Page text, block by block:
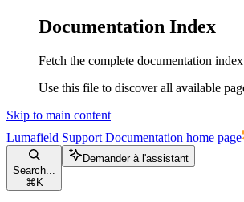
Documentation Index
Fetch the complete documentation
Use this file to discover all available
Skip to main content
Lumafield Support Documentation home page
Search...
⌘ K
Demander à l'assistant